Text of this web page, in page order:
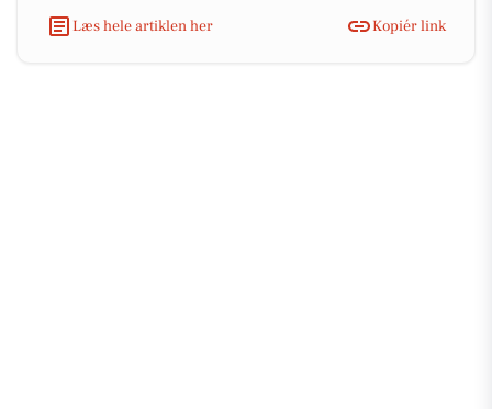
Læs hele artiklen her
Kopiér link